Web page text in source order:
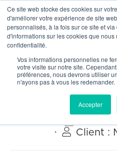
Ce site web stocke des cookies sur
d'améliorer votre expérience de site
personnalisés, à la fois sur ce site et
d'informations sur les cookies que
confidentialité.
Vos informations personnelles ne
votre visite sur notre site.
préférences, nous devrons utiliser
n'ayons pas à vous les redemander.
Accepter
  Toutes nos réalisations
Hôtel Moxy
Localisation :
∙
Année
∙  Client :